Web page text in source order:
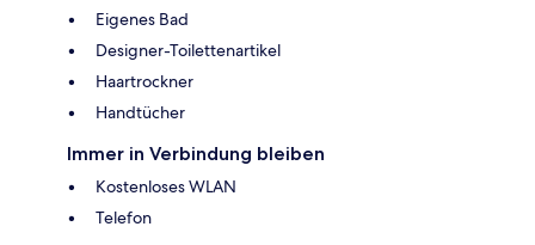
Eigenes Bad
Designer-Toilettenartikel
Haartrockner
Handtücher
Immer in Verbindung bleiben
Kostenloses WLAN
Telefon